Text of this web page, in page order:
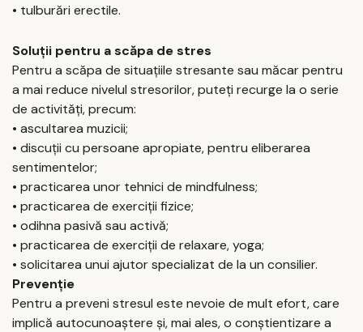
• tulburări erectile.
Soluții pentru a scăpa de stres
Pentru a scăpa de situațiile stresante sau măcar pentru
a mai reduce nivelul stresorilor, puteți recurge la o serie
de activități, precum:
• ascultarea muzicii;
• discuții cu persoane apropiate, pentru eliberarea
sentimentelor;
• practicarea unor tehnici de mindfulness;
• practicarea de exerciții fizice;
• odihna pasivă sau activă;
• practicarea de exerciții de relaxare, yoga;
• solicitarea unui ajutor specializat de la un consilier.
Prevenție
Pentru a preveni stresul este nevoie de mult efort, care
implică autocunoaștere și, mai ales, o conștientizare a